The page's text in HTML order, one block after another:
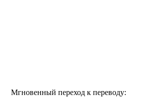
Мгновенный переход к переводу: